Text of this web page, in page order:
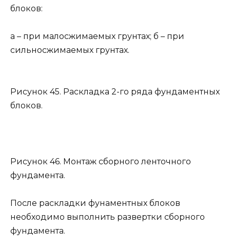
блоков:
а – при малосжимаемых грунтах; б – при
сильносжимаемых грунтах.
Рисунок 45. Раскладка 2-го ряда фундаментных
блоков.
Рисунок 46. Монтаж сборного ленточного
фундамента.
После раскладки фунаментных блоков
необходимо выполнить развертки сборного
фундамента.